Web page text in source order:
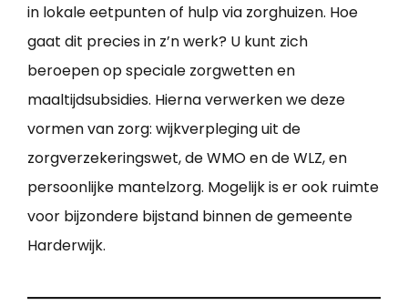
in lokale eetpunten of hulp via zorghuizen. Hoe
gaat dit precies in z’n werk? U kunt zich
beroepen op speciale zorgwetten en
maaltijdsubsidies. Hierna verwerken we deze
vormen van zorg: wijkverpleging uit de
zorgverzekeringswet, de WMO en de WLZ, en
persoonlijke mantelzorg. Mogelijk is er ook ruimte
voor bijzondere bijstand binnen de gemeente
Harderwijk.